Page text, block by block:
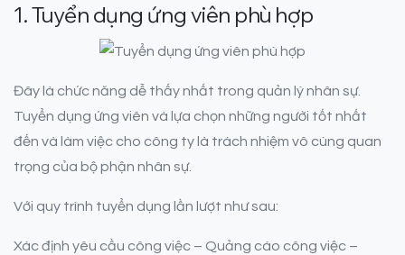
1. Tuyển dụng ứng viên phù hợp
Đây là chức năng dễ thấy nhất trong quản lý nhân sự.
Tuyển dụng ứng viên và lựa chọn những người tốt nhất
đến và làm việc cho công ty là trách nhiệm vô cùng quan
trọng của bộ phận nhân sự.
Với quy trình tuyển dụng lần lượt như sau:
Xác định yêu cầu công việc – Quảng cáo công việc –